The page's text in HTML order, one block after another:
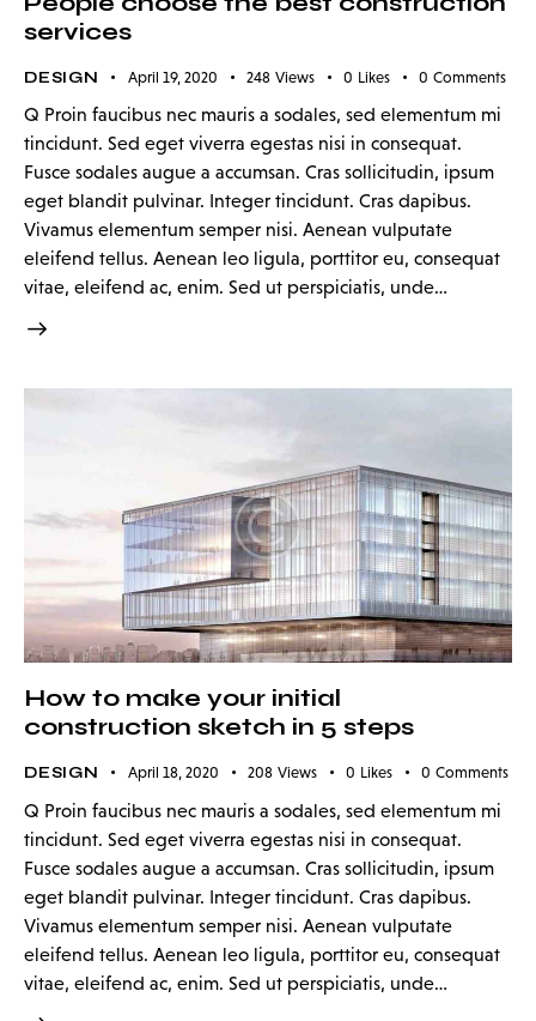
services
DESIGN April 19, 2020 248 Views 0 Likes 0 Comments
Q Proin faucibus nec mauris a sodales, sed elementum mi
tincidunt. Sed eget viverra egestas nisi in consequat.
Fusce sodales augue a accumsan. Cras sollicitudin, ipsum
eget blandit pulvinar. Integer tincidunt. Cras dapibus.
Vivamus elementum semper nisi. Aenean vulputate
eleifend tellus. Aenean leo ligula, porttitor eu, consequat
vitae, eleifend ac, enim. Sed ut perspiciatis, unde…
How to make your initial
construction sketch in 5 steps
DESIGN April 18, 2020 208 Views 0 Likes 0 Comments
Q Proin faucibus nec mauris a sodales, sed elementum mi
tincidunt. Sed eget viverra egestas nisi in consequat.
Fusce sodales augue a accumsan. Cras sollicitudin, ipsum
eget blandit pulvinar. Integer tincidunt. Cras dapibus.
Vivamus elementum semper nisi. Aenean vulputate
eleifend tellus. Aenean leo ligula, porttitor eu, consequat
vitae, eleifend ac, enim. Sed ut perspiciatis, unde…